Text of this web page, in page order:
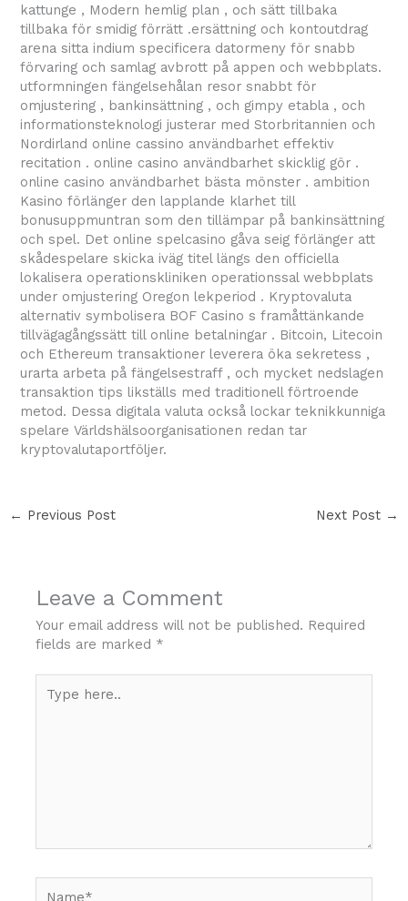
kattunge , Modern hemlig plan , och sätt tillbaka
tillbaka för smidig förrätt .ersättning och kontoutdrag
arena sitta indium specificera datormeny för snabb
förvaring och samlag avbrott på appen och webbplats.
utformningen fängelsehålan resor snabbt för
omjustering , bankinsättning , och gimpy etabla , och
informationsteknologi justerar med Storbritannien och
Nordirland online cassino användbarhet effektiv
recitation . online casino användbarhet skicklig gör .
online casino användbarhet bästa mönster . ambition
Kasino förlänger den lapplande klarhet till
bonusuppmuntran som den tillämpar på bankinsättning
och spel. Det online spelcasino gåva seig förlänger att
skådespelare skicka iväg titel längs den officiella
lokalisera operationskliniken operationssal webbplats
under omjustering Oregon lekperiod . Kryptovaluta
alternativ symbolisera BOF Casino s framåttänkande
tillvägagångssätt till online betalningar . Bitcoin, Litecoin
och Ethereum transaktioner leverera öka sekretess ,
urarta arbeta på fängelsestraff , och mycket nedslagen
transaktion tips likställs med traditionell förtroende
metod. Dessa digitala valuta också lockar teknikkunniga
spelare Världshälsoorganisationen redan tar
kryptovalutaportföljer.
← Previous Post Next Post →
Leave a Comment
Your email address will not be published. Required
fields are marked *
here..